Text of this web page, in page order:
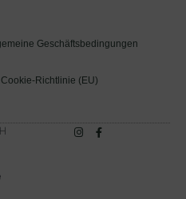
Geschäftsbedingungen
Cookie-Richtlinie (EU)